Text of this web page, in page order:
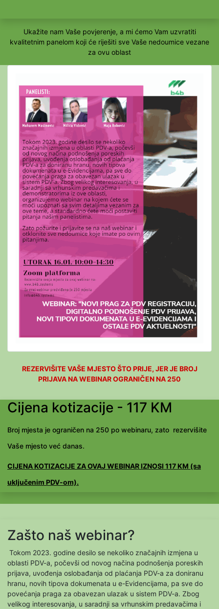
Ukažite nam Vaše povjerenje, a mi ćemo Vam uzvratiti
kvalitetnim panelom koji će riješiti sve Vaše nedoumice vezane
za ovu oblast
REZERVIŠITE VAŠE MJESTO ŠTO PRIJE, JER JE BROJ
PRIJAVA NA WEBINAR OGRANIČEN NA 250
Cijena kotizacije - 117 KM
Broj mjesta je ograničen na 250 po webinaru, zato rezervišite
Vaše mjesto već danas.
CIJENA KOTIZACIJE ZA OVAJ WEBINAR IZNOSI 117 KM (sa
uključenim PDV-om).
Zašto naš webinar?
Tokom 2023. godine desilo se nekoliko značajnih izmjena u
oblasti PDV-a, počevši od novog načina podnošenja poreskih
prijava, uvođenja oslobađanja od plaćanja PDV-a za doniranu
hranu, novih tipova dokumenata u e-Evidencijama, pa sve do
povećanja praga za obavezan ulazak u sistem PDV-a. Zbog
velikog interesovanja, u saradnji sa vrhunskim predavačima i